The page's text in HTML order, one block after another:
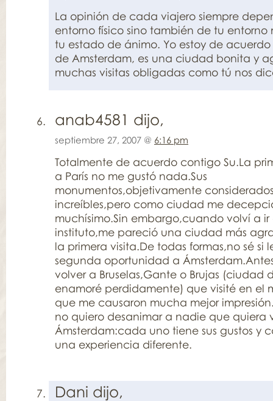
La opinión de cada viajero siempre
entorno físico sino también de tu entorno
tu estado de ánimo. Yo estoy de
de Amsterdam, es una ciudad bonita y
muchas visitas obligadas como tú nos
anab4581 dijo,
septiembre 27, 2007 @ 6:16 pm
Totalmente de acuerdo contigo Su.La
a París no me gustó nada.Sus
monumentos,objetivamente
increíbles,pero como ciudad me
muchísimo.Sin embargo,cuando volví a ir
instituto,me pareció una ciudad más
la primera visita.De todas formas,no sé si
segunda oportunidad a
volver a Bruselas,Gante o Brujas (ciudad
enamoré perdidamente) que visité en el
que me causaron mucha mejor
no quiero desanimar a nadie que quiera
Ámsterdam:cada uno tiene sus gustos y
una experiencia diferente.
Dani dijo,